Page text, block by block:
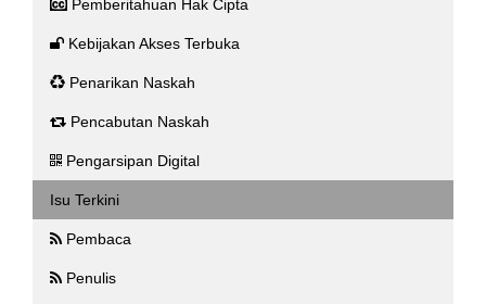
Pemberitahuan Hak Cipta
Kebijakan Akses Terbuka
Penarikan Naskah
Pencabutan Naskah
Pengarsipan Digital
Isu Terkini
Pembaca
Penulis